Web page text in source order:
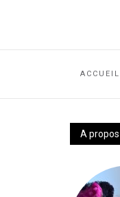
ACCUEIL
A propos